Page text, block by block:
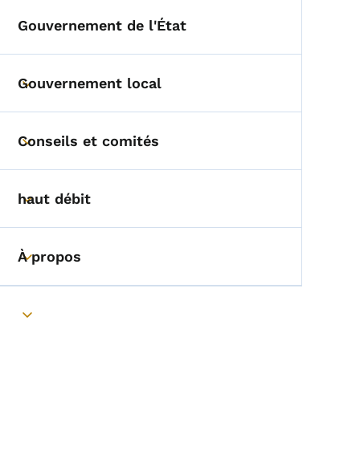
Gouvernement de l'État
Toggle submenu
Gouvernement local
Toggle submenu
Conseils et comités
Toggle submenu
haut débit
Toggle submenu
À propos
Toggle submenu